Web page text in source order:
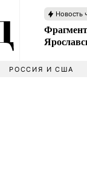
Новость
РОССИЯ И США